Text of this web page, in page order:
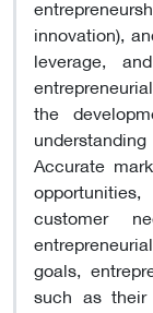
innovation),
leverage,
the
Accurate
customer
goals,
such as their